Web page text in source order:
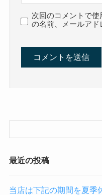
次回のコメントで
の名前、メールアド
最近の投稿
当店は下記の期間を夏季